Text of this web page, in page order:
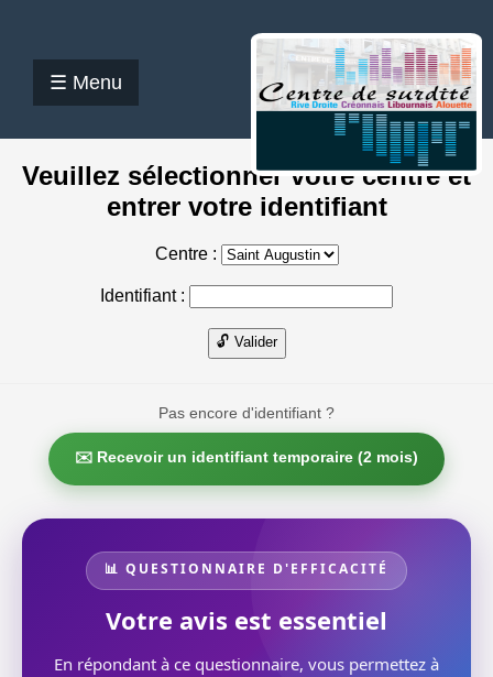
☰ Menu
Veuillez sélectionner votre centre et
entrer votre identifiant
Centre :
Identifiant :
🔓 Valider
Pas encore d'identifiant ?
✉️ Recevoir un identifiant temporaire (2 mois)
📊 QUESTIONNAIRE D'EFFICACITÉ
Votre avis est essentiel
En répondant à ce questionnaire, vous permettez à